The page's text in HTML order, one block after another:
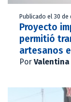
Publicado el 30 de
Proyecto
permitió
artesanos
Por Valentina